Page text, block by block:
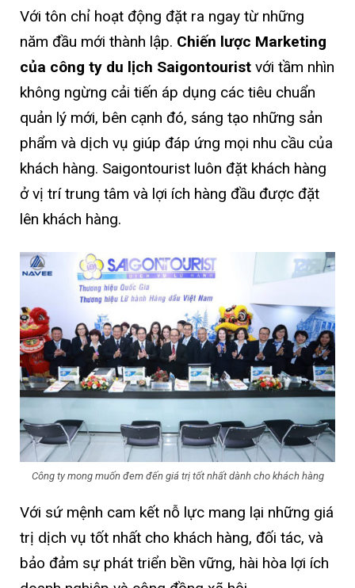
Với tôn chỉ hoạt động đặt ra ngay từ những
năm đầu mới thành lập. Chiến lược Marketing
của công ty du lịch Saigontourist với tầm nhìn
không ngừng cải tiến áp dụng các tiêu chuẩn
quản lý mới, bên cạnh đó, sáng tạo những sản
phẩm và dịch vụ giúp đáp ứng mọi nhu cầu của
khách hàng. Saigontourist luôn đặt khách hàng
ở vị trí trung tâm và lợi ích hàng đầu được đặt
lên khách hàng.
Công ty mong muốn đem đến giá trị tốt nhất dành cho khách hàng
Với sứ mệnh cam kết nỗ lực mang lại những giá
trị dịch vụ tốt nhất cho khách hàng, đối tác, và
bảo đảm sự phát triển bền vững, hài hòa lợi ích